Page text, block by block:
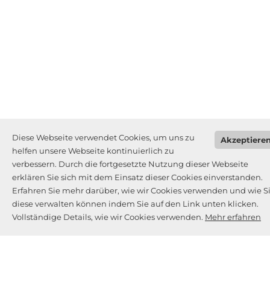
Diese Webseite verwendet Cookies, um uns zu
helfen unsere Webseite kontinuierlich zu
verbessern. Durch die fortgesetzte Nutzung dieser Webseite
erklären Sie sich mit dem Einsatz dieser Cookies einverstanden.
Erfahren Sie mehr darüber, wie wir Cookies verwenden und wie
diese verwalten können indem Sie auf den Link unten klicken.
Vollständige Details, wie wir Cookies verwenden. Mehr erfahren